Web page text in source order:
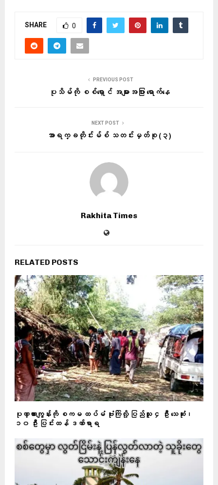
SHARE 0
PREVIOUS POST
ပုသိမ်ကို စစ်ရှောင် အများအပြား ရောက်နေ
NEXT POST
အာရက္ခတိုင်းမ်စ် သတင်းမှတ်စု (၃)
Rakhita Times
RELATED POSTS
ပုဏ္ဏားကျွန်းကို စကမ ထပ်မံ ဗုံးကြဲလို့ ပြည်သူ ၄ ဦး သေဆုံး၊
၁၀ ဦး ပြင်းထန် ဒဏ်ရာရ